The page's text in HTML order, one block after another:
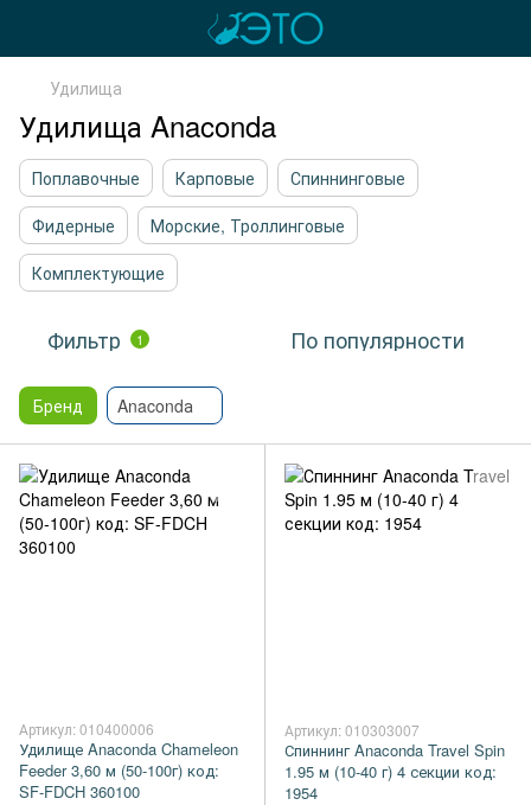
Удилища
Удилища Anaconda
Поплавочные Карповые
Спиннинговые
Фидерные
Морские, Троллинговые
Комплектующие
Фильтр 1 По популярности
Бренд Anacondа
Артикул: 010400006
Удилище Anaconda Chameleon
Feeder 3,60 м (50-100г) код:
SF-FDCH 360100
Артикул: 010303007
Спиннинг Anaconda Travel Spin
1.95 м (10-40 г) 4 секции код:
1954